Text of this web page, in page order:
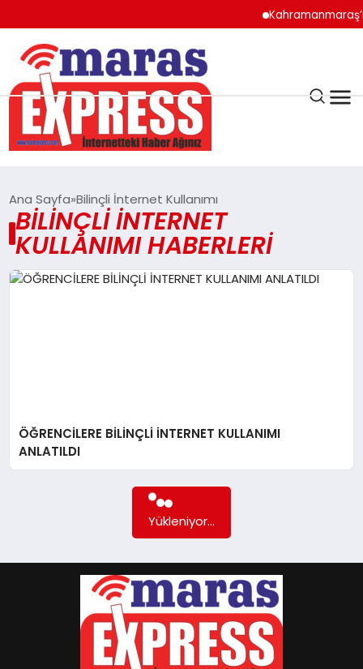
K.MARAŞ
ANDIRIN
TÜRKOĞLU
Ana Sayfa Bilinçli İnternet Kullanımı
BILINÇLI İNTERNET
KULLANIMI HABERLERI
ÖĞRENCİLERE BİLİNÇLİ İNTERNET KULLANIMI
ANLATILDI
Yükleniyor...